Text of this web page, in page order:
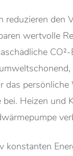
reduzieren den
wertvolle
das
bei. Heizen und
konstanten